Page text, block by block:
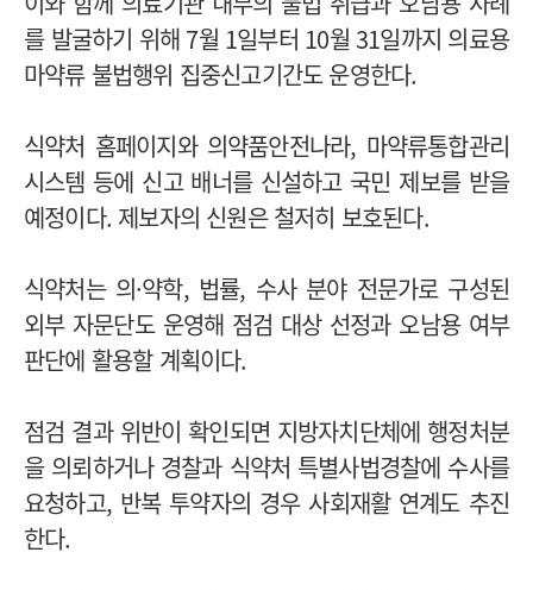
를 발굴하기 위해 7월 1일부터 10월 31일까지 의료용
마약류 불법행위 집중신고기간도 운영한다.
식약처 홈페이지와 의약품안전나라, 마약류통합관리
시스템 등에 신고 배너를 신설하고 국민 제보를 받을
예정이다. 제보자의 신원은 철저히 보호된다.
식약처는 의·약학, 법률, 수사 분야 전문가로 구성된
외부 자문단도 운영해 점검 대상 선정과 오남용 여부
판단에 활용할 계획이다.
점검 결과 위반이 확인되면 지방자치단체에 행정처분
을 의뢰하거나 경찰과 식약처 특별사법경찰에 수사를
요청하고, 반복 투약자의 경우 사회재활 연계도 추진
한다.